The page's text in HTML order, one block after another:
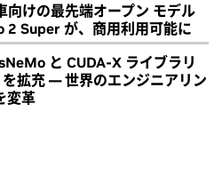
向けの最先端オープン モデル
Super が、商用利用可能に
と CUDA-X ライブラリ
拡充 ― 世界のエンジニアリン
変革